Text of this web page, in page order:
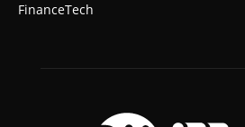
FinanceTech